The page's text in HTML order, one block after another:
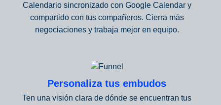
Calendario sincronizado con Google Calendar y
compartido con tus compañeros. Cierra más
negociaciones y trabaja mejor en equipo.
Personaliza tus embudos
Ten una visión clara de dónde se encuentran tus